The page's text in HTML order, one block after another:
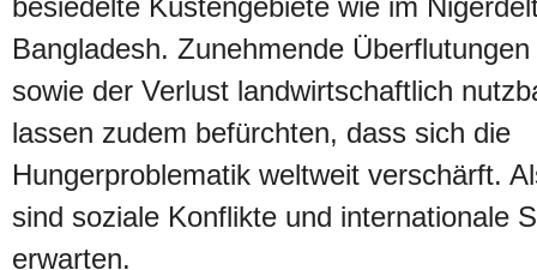
besiedelte Küstengebiete wie im
Bangladesh. Zunehmende
sowie der Verlust landwirtschaftlich
lassen zudem befürchten, dass sich die
Hungerproblematik weltweit verschärft.
sind soziale Konflikte und internationale
erwarten.